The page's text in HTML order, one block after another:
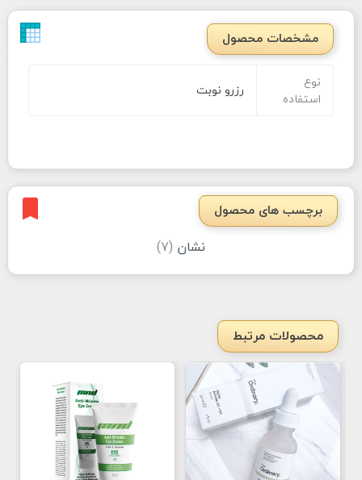
مشخصات محصول
نوع
استفاده
رزرو نوبت
برچسب های محصول
نشان (7)
محصولات مرتبط